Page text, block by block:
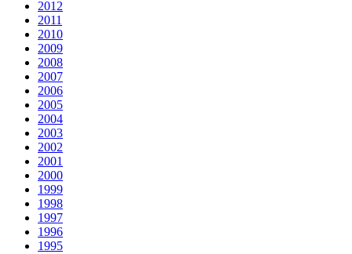
2012
2011
2010
2009
2008
2007
2006
2005
2004
2003
2002
2001
2000
1999
1998
1997
1996
1995